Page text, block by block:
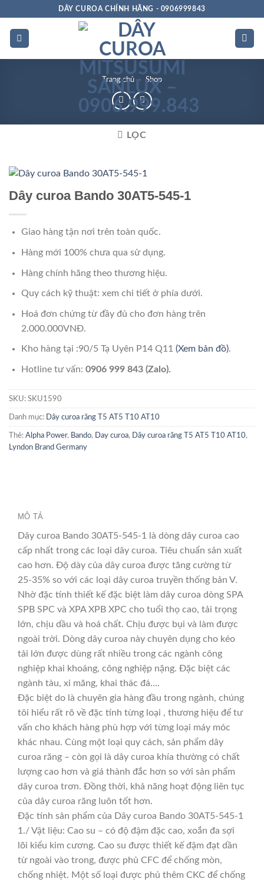
dung
DÂY CUROA CHÍNH HÃNG - 0906999843
Trang chủ » Shop
LỌC
Dây curoa Bando 30AT5-545-1
Giao hàng tận nơi trên toàn quốc.
Hàng mới 100% chưa qua sử dụng.
Hàng chính hãng theo thương hiệu.
Quy cách kỹ thuật: xem chi tiết ở phía dưới.
Hoá đơn chứng từ đầy đủ cho đơn hàng trên
2.000.000VNĐ.
Kho hàng tại :90/5 Tạ Uyên P14 Q11 (Xem bản đồ).
Hotline tư vấn: 0906 999 843 (Zalo).
SKU: SKU1590
Danh mục: Dây curoa răng T5 AT5 T10 AT10
Thẻ: Alpha Power, Bando, Day curoa, Dây curoa răng T5 AT5 T10 AT10,
Lyndon Brand Germany
MÔ TẢ
Dây curoa Bando 30AT5-545-1 là dòng dây curoa cao
cấp nhất trong các loại dây curoa. Tiêu chuẩn sản xuất
cao hơn. Độ dày của dây curoa được tăng cường từ
25-35% so với các loại dây curoa truyền thống bản V.
Nhờ đặc tính thiết kế đặc biệt làm dây curoa dòng SPA
SPB SPC và XPA XPB XPC cho tuổi thọ cao, tải trọng
lớn, chịu dầu và hoá chất. Chịu được bụi và làm được
ngoài trời. Dòng dây curoa này chuyên dụng cho kéo
tải lớn được dùng rất nhiều trong các ngành công
nghiệp khai khoáng, công nghiệp nặng. Đặc biệt các
ngành tàu, xi măng, khai thác đá….
Đặc biệt do là chuyên gia hàng đầu trong ngành, chúng
tôi hiểu rất rõ về đặc tính từng loại , thương hiệu để tư
vấn cho khách hàng phù hợp với từng loại máy móc
khác nhau. Cùng một loại quy cách, sản phẩm dây
curoa răng – còn gọi là dây curoa khía thường có chất
lượng cao hơn và giá thành đắc hơn so với sản phẩm
dây curoa trơn. Đồng thời, khả năng hoạt động liên tục
của dây curoa răng luôn tốt hơn.
Đặc tính sản phẩm của Dây curoa Bando 30AT5-545-1
1./ Vật liệu: Cao su – có độ đậm đặc cao, xoắn đa sợi
lõi kiểu kim cương. Cao su được thiết kế đậm đạt dần
từ ngoài vào trong, được phủ CFC để chống mòn,
chống nhiệt. Một số loại được phủ thêm CKC để chống